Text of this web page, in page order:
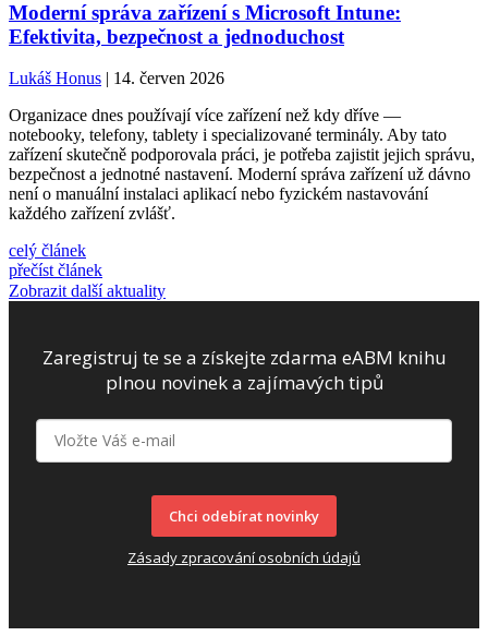
Moderní správa zařízení s Microsoft Intune:
Efektivita, bezpečnost a jednoduchost
Lukáš Honus | 14. červen 2026
Organizace dnes používají více zařízení než kdy dříve —
notebooky, telefony, tablety i specializované terminály. Aby tato
zařízení skutečně podporovala práci, je potřeba zajistit jejich správu,
bezpečnost a jednotné nastavení. Moderní správa zařízení už dávno
není o manuální instalaci aplikací nebo fyzickém nastavování
každého zařízení zvlášť.
celý článek
přečíst článek
Zobrazit další aktuality
Zaregistruj te se a získejte zdarma eABM knihu
plnou novinek a zajímavých tipů
Chci odebírat novinky
Zásady zpracování osobních údajů